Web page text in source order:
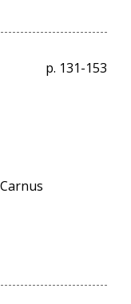
p. 131-153